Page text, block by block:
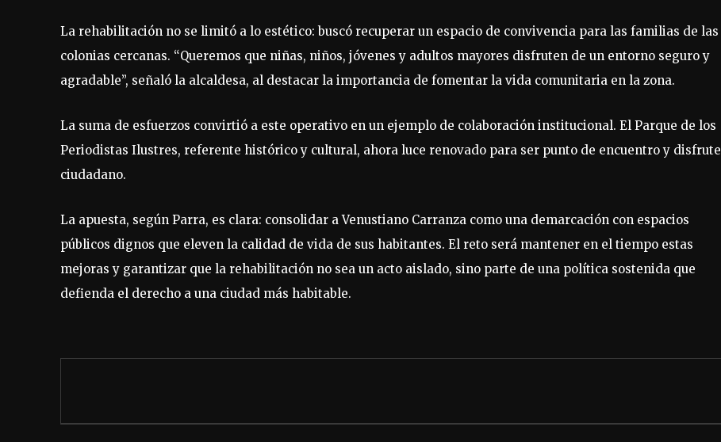
La rehabilitación no se limitó a lo estético: buscó recuperar un espacio de convivencia para las familias de las
colonias cercanas. “Queremos que niñas, niños, jóvenes y adultos mayores disfruten de un entorno seguro y
agradable”, señaló la alcaldesa, al destacar la importancia de fomentar la vida comunitaria en la zona.
La suma de esfuerzos convirtió a este operativo en un ejemplo de colaboración institucional. El Parque de los
Periodistas Ilustres, referente histórico y cultural, ahora luce renovado para ser punto de encuentro y disfrute
ciudadano.
La apuesta, según Parra, es clara: consolidar a Venustiano Carranza como una demarcación con espacios
públicos dignos que eleven la calidad de vida de sus habitantes. El reto será mantener en el tiempo estas
mejoras y garantizar que la rehabilitación no sea un acto aislado, sino parte de una política sostenida que
defienda el derecho a una ciudad más habitable.